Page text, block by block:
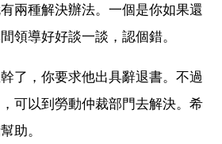
兩種解決辦法。一個是你如果還
領導好好談一談，認個錯。
了，你要求他出具辭退書。不過
可以到勞動仲裁部門去解決。希
助。